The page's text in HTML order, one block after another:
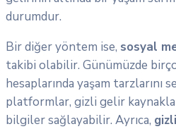
durumdur.
Bir diğer yöntem ise, sosyal
takibi olabilir. Günümüzde
hesaplarında yaşam
platformlar, gizli gelir
bilgiler sağlayabilir. Ayrıca,